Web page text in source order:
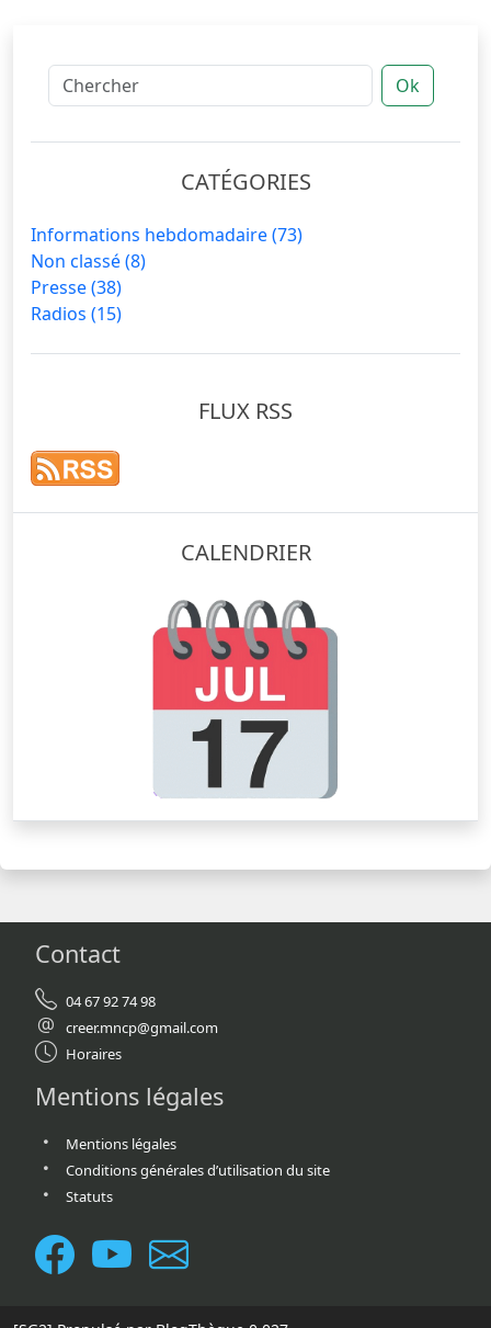
Ok
CATÉGORIES
Informations hebdomadaire(73)
Non classé(8)
Presse(38)
Radios (15)
FLUX RSS
CALENDRIER
Contact
04 67 92 74 98
creer.mncp@gmail.com
Horaires
Mentions légales
Mentions légales
Conditions générales d’utilisation du site
Statuts